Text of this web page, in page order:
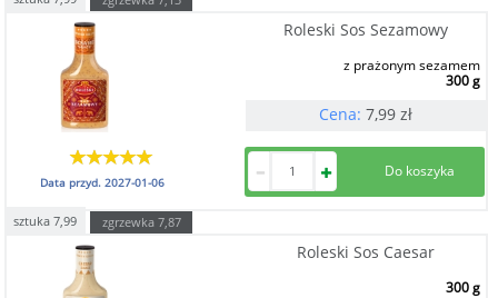
Roleski Sos Sezamowy
z prażonym sezamem
300 g
Cena: 7,99 zł
Data przyd.2027-01-06
sztuka 7,99 zgrzewka 7,87
Roleski Sos Caesar
300 g